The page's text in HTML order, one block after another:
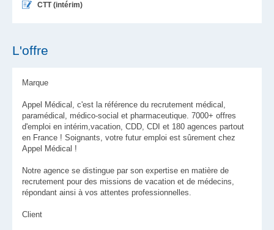
CTT (intérim)
L'offre
Marque
Appel Médical, c'est la référence du recrutement médical,
paramédical, médico-social et pharmaceutique. 7000+ offres
d'emploi en intérim,vacation, CDD, CDI et 180 agences partout
en France ! Soignants, votre futur emploi est sûrement chez
Appel Médical !
Notre agence se distingue par son expertise en matière de
recrutement pour des missions de vacation et de médecins,
répondant ainsi à vos attentes professionnelles.
Client